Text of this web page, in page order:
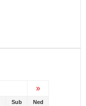
»
Sub Ned